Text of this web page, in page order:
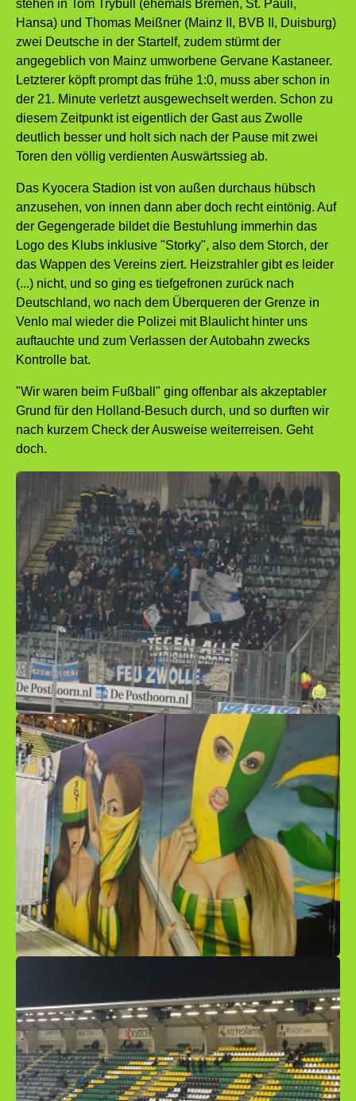
stehen in Tom Trybull (ehemals Bremen, St. Pauli,
Hansa) und Thomas Meißner (Mainz II, BVB II, Duisburg)
zwei Deutsche in der Startelf, zudem stürmt der
angegeblich von Mainz umworbene Gervane Kastaneer.
Letzterer köpft prompt das frühe 1:0, muss aber schon in
der 21. Minute verletzt ausgewechselt werden. Schon zu
diesem Zeitpunkt ist eigentlich der Gast aus Zwolle
deutlich besser und holt sich nach der Pause mit zwei
Toren den völlig verdienten Auswärtssieg ab.
Das Kyocera Stadion ist von außen durchaus hübsch
anzusehen, von innen dann aber doch recht eintönig. Auf
der Gegengerade bildet die Bestuhlung immerhin das
Logo des Klubs inklusive "Storky", also dem Storch, der
das Wappen des Vereins ziert. Heizstrahler gibt es leider
(...) nicht, und so ging es tiefgefronen zurück nach
Deutschland, wo nach dem Überqueren der Grenze in
Venlo mal wieder die Polizei mit Blaulicht hinter uns
auftauchte und zum Verlassen der Autobahn zwecks
Kontrolle bat.
"Wir waren beim Fußball" ging offenbar als akzeptabler
Grund für den Holland-Besuch durch, und so durften wir
nach kurzem Check der Ausweise weiterreisen. Geht
doch.